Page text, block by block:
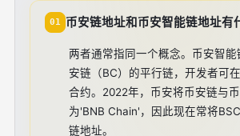
01 币安链地址和币安智能链地址有
两者通常指同一个概念。币安智能
安链（BC）的平行链，开发者可
合约。2022年，币安将币安链与
为'BNB Chain'，因此现在常将
链地址。